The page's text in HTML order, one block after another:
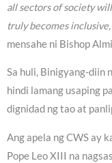
all sectors of society
truly becomes
mensahe ni Bishop
Sa huli, Binigyang-diin
hindi lamang usaping
dignidad ng tao at
Ang apela ng CWS ay
Pope Leo XIII na